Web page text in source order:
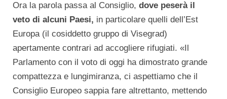
Ora la parola passa al Consiglio, dove peserà il
veto di alcuni Paesi, in particolare quelli dell’Est
Europa (il cosiddetto gruppo di Visegrad)
apertamente contrari ad accogliere rifugiati. «Il
Parlamento con il voto di oggi ha dimostrato grande
compattezza e lungimiranza, ci aspettiamo che il
Consiglio Europeo sappia fare altrettanto, mettendo